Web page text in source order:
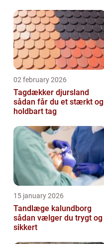
02 february 2026
Tagdækker djursland
sådan får du et stærkt og
holdbart tag
15 january 2026
Tandlæge kalundborg
sådan vælger du trygt og
sikkert